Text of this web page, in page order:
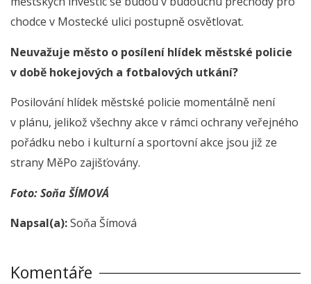
chodce v Mostecké ulici postupně osvětlovat.
Neuvažuje město o posílení hlídek městské policie
v době hokejových a fotbalových utkání?
Posilování hlídek městské policie momentálně není
v plánu, jelikož všechny akce v rámci ochrany veřejného
pořádku nebo i kulturní a sportovní akce jsou již ze
strany MěPo zajišťovány.
Foto: Soňa ŠÍMOVÁ
Napsal(a):Soňa Šímová
Komentáře